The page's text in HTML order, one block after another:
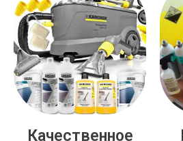
Качественное